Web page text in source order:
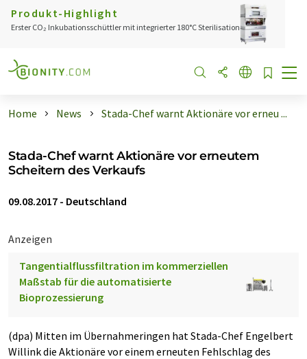
Produkt-Highlight
Erster CO₂ Inkubationsschüttler mit integrierter 180°C Sterilisation
Home News Stada-Chef warnt Aktionäre vor erneu ...
Stada-Chef warnt Aktionäre vor erneutem
Scheitern des Verkaufs
09.08.2017 - Deutschland
Anzeigen
Tangentialflussfiltration im kommerziellen
Maßstab für die automatisierte
Bioprozessierung
(dpa) Mitten im Übernahmeringen hat Stada-Chef Engelbert
Willink die Aktionäre vor einem erneuten Fehlschlag des